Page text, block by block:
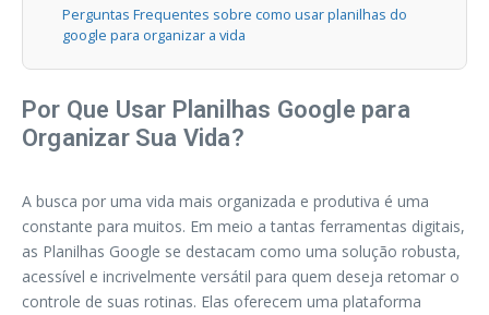
Perguntas Frequentes sobre como usar planilhas do
google para organizar a vida
Por Que Usar Planilhas Google para
Organizar Sua Vida?
A busca por uma vida mais organizada e produtiva é uma
constante para muitos. Em meio a tantas ferramentas digitais,
as Planilhas Google se destacam como uma solução robusta,
acessível e incrivelmente versátil para quem deseja retomar o
controle de suas rotinas. Elas oferecem uma plataforma